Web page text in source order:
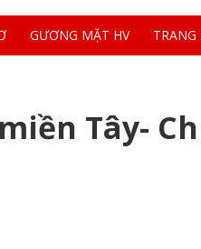
GƯƠNG MẶT HV
Tây-